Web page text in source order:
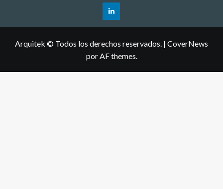
Arquitek © Todos los derechos reservados. | CoverNews
por AF themes.